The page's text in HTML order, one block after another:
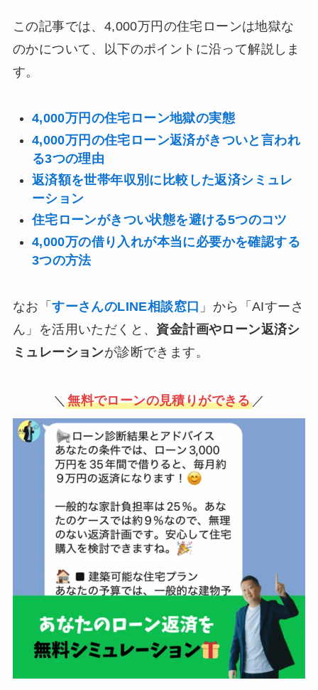
この記事では、4,000万円の住宅ローンは地獄な
のかについて、以下のポイントに沿って解説しま
す。
4,000万円の住宅ローン地獄の実態
4,000万円の住宅ローン返済がきついと言われ
る3つの理由
返済額を世帯年収別に比較した返済シミュレ
ーション
住宅ローンがきつい状態を避ける5つのコツ
4,000万の借り入れが本当に必要かを確認する
3つの方法
なお「すーさんのLINE相談窓口 」から「AIすーさ
ん」を活用いただくと、 資金計画やローン返済シ
ミュレーションが診断できます。
＼無料でローンの見積りができる／